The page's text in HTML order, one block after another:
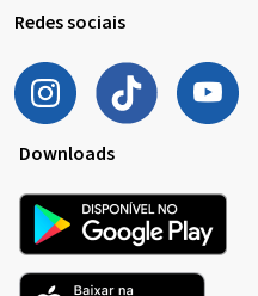
Redes sociais
Downloads